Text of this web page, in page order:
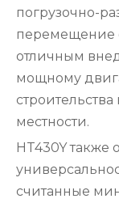
погрузочно-
перемещение
отличным
мощному
местности.
HT430Y также
считанные